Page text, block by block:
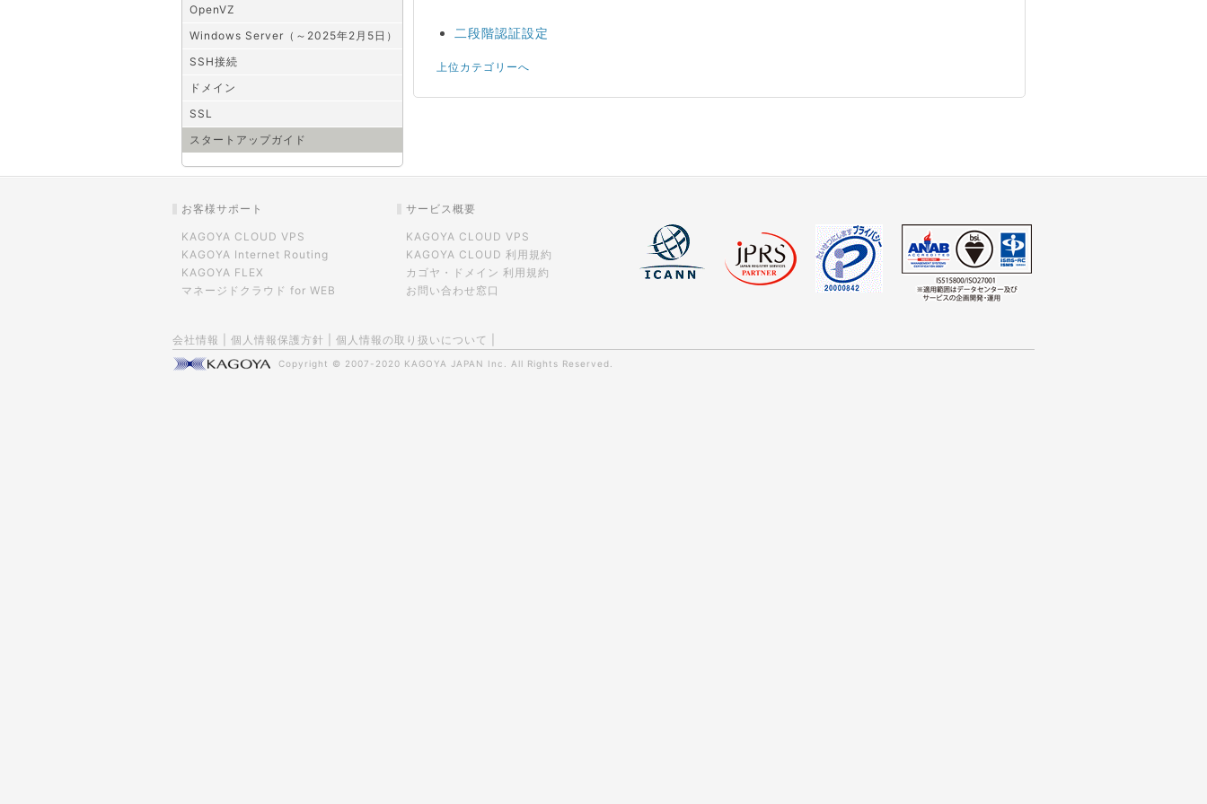
OpenVZ
Windows Server（～2025年2月5日）
SSH接続
ドメイン
SSL
スタートアップガイド
二段階認証設定
上位カテゴリーへ
お客様サポート
KAGOYA CLOUD VPS
KAGOYA Internet Routing
KAGOYA FLEX
マネージドクラウド for WEB
サービス概要
KAGOYA CLOUD VPS
KAGOYA CLOUD 利用規約
カゴヤ・ドメイン 利用規約
お問い合わせ窓口
会社情報 個人情報保護方針 個人情報の取り扱いについて
Copyright © 2007-2020 KAGOYA JAPAN Inc. All Rights Reserved.